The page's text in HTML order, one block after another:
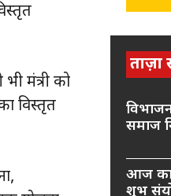
मंत्री को
विस्तृत
ताज़ा
समाज
आज का
शुभ